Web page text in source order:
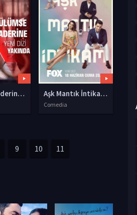
Gulumse Kaderine (Sorridi al tuo destino) Aşk Mantık İntikam (Amore Logica Vendetta)
Comedia
9 10 11